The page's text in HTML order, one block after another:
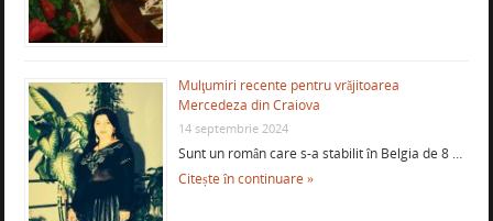
Mulţumiri recente pentru vrăjitoarea
Mercedeza din Craiova
14 septembrie 2024
Sunt un român care s-a stabilit în Belgia de 8 …
Citește în continuare »